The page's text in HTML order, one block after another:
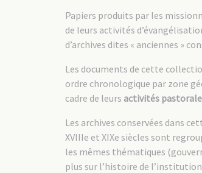
Papiers produits par les
de leurs activités
d’archives dites « anciennes »
Les documents de cette
ordre chronologique par zone
cadre de leurs activités
Les archives conservées dans
XVIIIe et XIXe siècles sont
les mêmes thématiques
plus sur l’histoire de